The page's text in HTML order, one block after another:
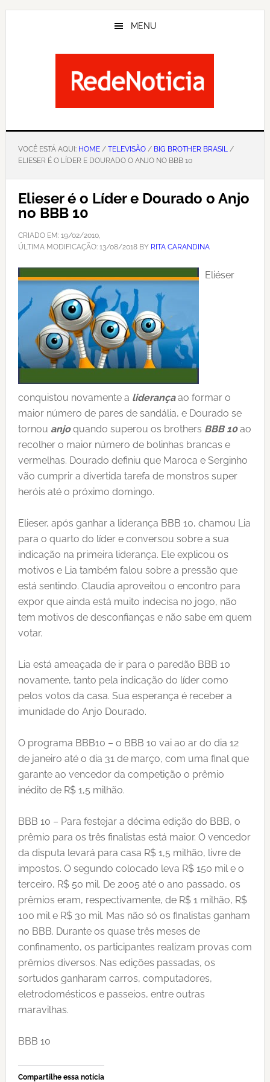
Skip
MENU
VOCÊ ESTÁ AQUI: HOME/ TELEVISÃO/ BIG BROTHER BRASIL/
ELIESER É O LÍDER E DOURADO O ANJO NO BBB 10
Elieser é o Líder e Dourado o Anjo
no BBB 10
CRIADO EM: 19/02/2010,
ÚLTIMA MODIFICAÇÃO: 13/08/2018BY RITA CARANDINA
Eliéser
conquistou novamente a liderançaao formar o
maior número de pares de sandália, e Dourado se
tornou anjoquando superou os brothers BBB 10ao
recolher o maior número de bolinhas brancas e
vermelhas. Dourado definiu que Maroca e Serginho
vão cumprir a divertida tarefa de monstros super
heróis até o próximo domingo.
Elieser, após ganhar a liderança BBB 10, chamou Lia
para o quarto do líder e conversou sobre a sua
indicação na primeira liderança. Ele explicou os
motivos e Lia também falou sobre a pressão que
está sentindo. Claudia aproveitou o encontro para
expor que ainda está muito indecisa no jogo, não
tem motivos de desconfianças e não sabe em quem
votar.
Lia está ameaçada de ir para o paredão BBB 10
novamente, tanto pela indicação do líder como
pelos votos da casa. Sua esperança é receber a
imunidade do Anjo Dourado.
O programa BBB10 – o BBB 10 vai ao ar do dia 12
de janeiro até o dia 31 de março, com uma final que
garante ao vencedor da competição o prêmio
inédito de R$ 1,5 milhão.
BBB 10 – Para festejar a décima edição do BBB, o
prêmio para os três finalistas está maior. O vencedor
da disputa levará para casa R$ 1,5 milhão, livre de
impostos. O segundo colocado leva R$ 150 mil e o
terceiro, R$ 50 mil. De 2005 até o ano passado, os
prêmios eram, respectivamente, de R$ 1 milhão, R$
100 mil e R$ 30 mil. Mas não só os finalistas ganham
no BBB. Durante os quase três meses de
confinamento, os participantes realizam provas com
prêmios diversos. Nas edições passadas, os
sortudos ganharam carros, computadores,
eletrodomésticos e passeios, entre outras
maravilhas.
BBB 10
Compartilhe essa notícia